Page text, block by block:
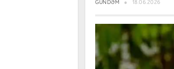
GÜNDƏM 18.06.2026